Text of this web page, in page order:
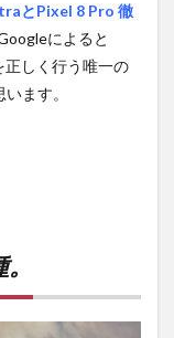
とPixel 8 Pro 徹
によると
正しく行う唯一の
ます。